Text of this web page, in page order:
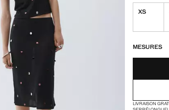
XS
MESURES
LIVRAISON